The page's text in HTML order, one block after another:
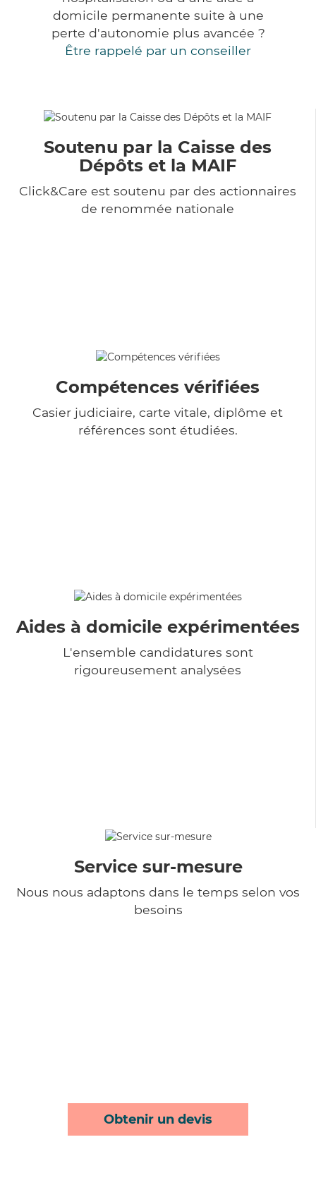
domicile permanente suite à une
perte d'autonomie plus avancée ?
Être rappelé par un conseiller
Soutenu par la Caisse des
Dépôts et la MAIF
Click&Care est soutenu par des actionnaires
de renommée nationale
Compétences vérifiées
Casier judiciaire, carte vitale, diplôme et
références sont étudiées.
Aides à domicile expérimentées
L'ensemble candidatures sont
rigoureusement analysées
Service sur-mesure
Nous nous adaptons dans le temps selon vos
besoins
Obtenir un devis